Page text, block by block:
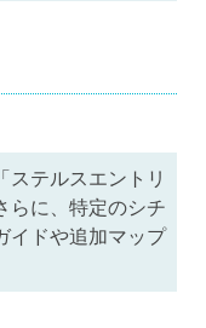
ステルスエントリ
らに、特定のシチ
イドや追加マップ